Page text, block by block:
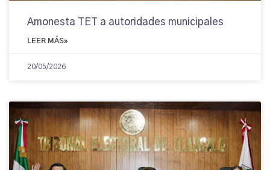
Amonesta TET a autoridades municipales
LEER MÁS»
20/05/2026